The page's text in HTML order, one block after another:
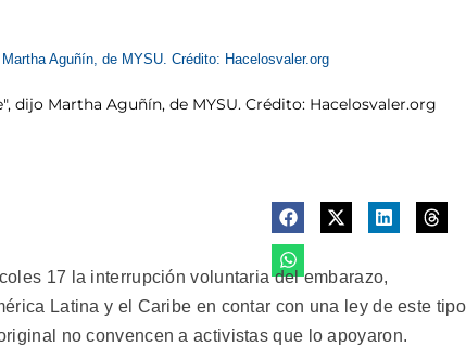
dijo Martha Aguñín, de MYSU. Crédito: Hacelosvaler.org
17 la interrupción voluntaria del embarazo,
Latina y el Caribe en contar con una ley de este
no convencen a activistas que lo apoyaron.